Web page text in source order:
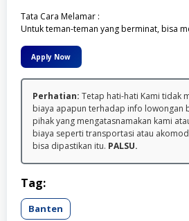
Tata Cara Melamar :
Untuk teman-teman yang berminat, bisa
Apply Now
Perhatian: Tetap hati-hati Kami tidak
biaya apapun terhadap info lowongan
pihak yang mengatasnamakan kami
biaya seperti transportasi atau
bisa dipastikan itu. PALSU.
Tag:
Banten